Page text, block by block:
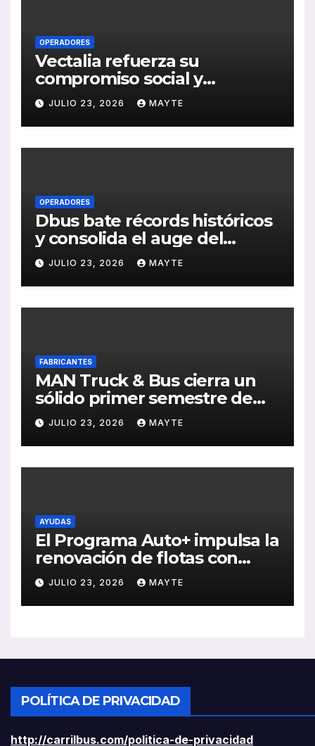
OPERADORES
Vectalia refuerza su
compromiso social y
medioambiental con la
publicación de su Memoria
de RSC 2025
JULIO 23, 2026 MAYTE
OPERADORES
Dbus bate récords históricos
y consolida el auge del
transporte público en San
Sebastián
JULIO 23, 2026 MAYTE
FABRICANTES
MAN Truck & Bus cierra un
sólido primer semestre de
2026 con crecimiento en
ventas, pedidos y
rentabilidad
JULIO 23, 2026 MAYTE
AYUDAS
El Programa Auto+ impulsa la
renovación de flotas con
ayudas a vehículos eléctricos
ligeros
JULIO 23, 2026 MAYTE
POLÍTICA DE PRIVACIDAD
http://carrilbus.com/politica-de-privacidad